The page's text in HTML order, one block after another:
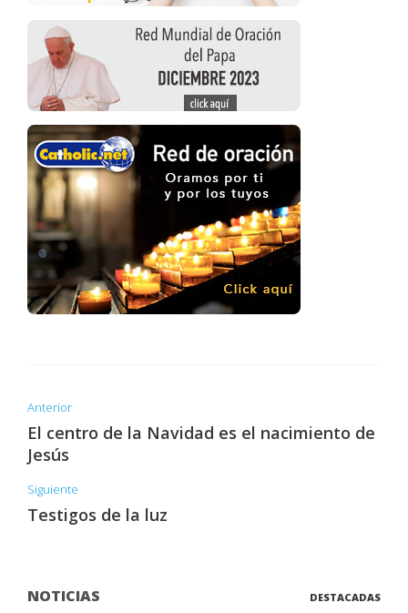
Anterior
El centro de la Navidad es el nacimiento de
Jesús
Siguiente
Testigos de la luz
NOTICIAS DESTACADAS